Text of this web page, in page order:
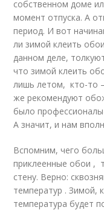
собственном доме
момент отпуска. А
период. И вот
ли зимой клеить
данном деле,
что зимой клеить
лишь летом, кто-то
же рекомендуют
было
А значит, и нам
Вспомним, чего
приклеенные обои ,
стену. Верно:
температур . Зимой,
температура будет